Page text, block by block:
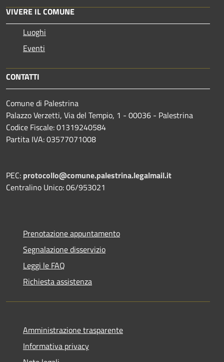
VIVERE IL COMUNE
Luoghi
Eventi
CONTATTI
Comune di Palestrina
Palazzo Verzetti, Via del Tempio, 1 - 00036 - Palestrina
Codice Fiscale: 01319240584
Partita IVA: 03577071008
PEC: protocollo@comune.palestrina.legalmail.it
Centralino Unico: 06/953021
Prenotazione appuntamento
Segnalazione disservizio
Leggi le FAQ
Richiesta assistenza
Amministrazione trasparente
Informativa privacy